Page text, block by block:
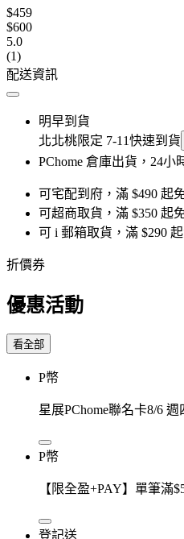
$459
$600
5.0
(1)
配送資訊
明早到貨
北北桃限定 7-11快速到貨
PChome 倉庫出貨，24小
可宅配到府，滿 $490 起
可超商取貨，滿 $350 起
可 i 郵箱取貨，滿 $290
折價券
優惠活動
看全部
P幣
星展PChome聯名卡8/6
P幣
【限全盈+PAY】單筆滿
登記送